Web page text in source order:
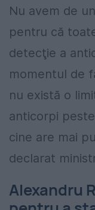
Nu avem de
pentru că
detecţie a
momentul de
nu există o
anticorpi
cine are mai
declarat
Alexandru